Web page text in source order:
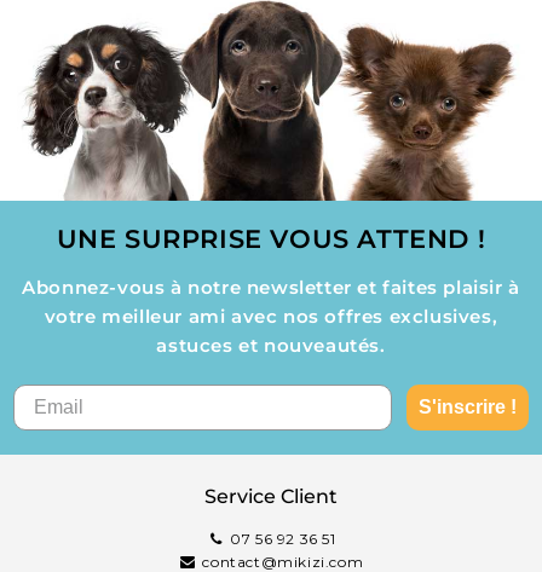
UNE SURPRISE VOUS ATTEND !
Abonnez-vous à notre newsletter et faites plaisir à
votre meilleur ami avec nos offres exclusives,
astuces et nouveautés.
S'inscrire !
Service Client
07 56 92 36 51
contact@mikizi.com